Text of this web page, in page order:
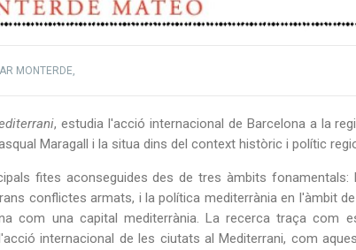
MONTERDE,
, estudia l'acció internacional de Barcelona a la
Maragall i la situa dins del context històric i polític
fites aconseguides des de tres àmbits
conflictes armats, i la política mediterrània en l'àmbit
com una capital mediterrània. La recerca traça com
internacional de les ciutats al Mediterrani, com